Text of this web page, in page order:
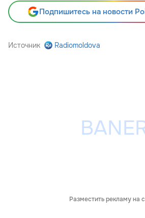
Подпишитесь на новости
Источник Radiomoldova
Разместить рекламу на